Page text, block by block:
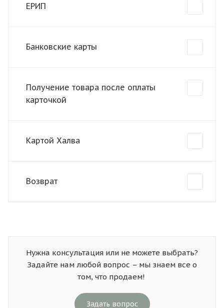
ЕРИП
Банковские карты
Получение товара после оплаты
карточкой
Картой Халва
Возврат
Нужна консультация или не можете выбрать?
Задайте нам любой вопрос – мы знаем все о
том, что продаем!
Задать вопрос